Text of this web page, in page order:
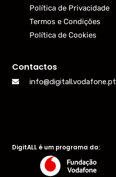
Política de Privacidade
Termos e Condições
Política de Cookies
Contactos
info@digitall.vodafone.pt
DigitALL é um programa da: